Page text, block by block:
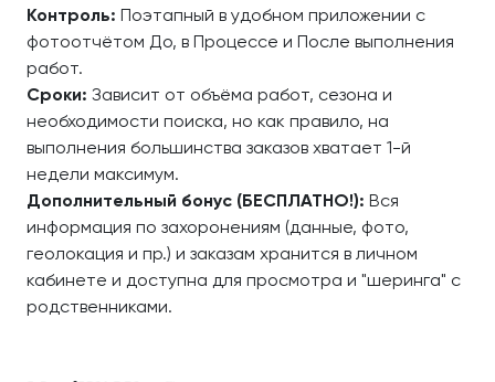
Контроль: Поэтапный в удобном приложении с
фотоотчётом До, в Процессе и После выполнения
работ.
Сроки: Зависит от объёма работ, сезона и
необходимости поиска, но как правило, на
выполнения большинства заказов хватает 1-й
недели максимум.
Дополнительный бонус (БЕСПЛАТНО!): Вся
информация по захоронениям (данные, фото,
геолокация и пр.) и заказам хранится в личном
кабинете и доступна для просмотра и "шеринга" с
родственниками.